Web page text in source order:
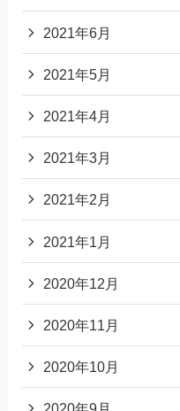
2021年6月
2021年5月
2021年4月
2021年3月
2021年2月
2021年1月
2020年12月
2020年11月
2020年10月